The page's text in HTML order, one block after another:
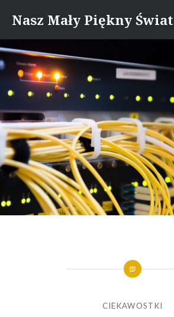
content
Nasz Mały Piękny Świat
CIEKAWOSTKI